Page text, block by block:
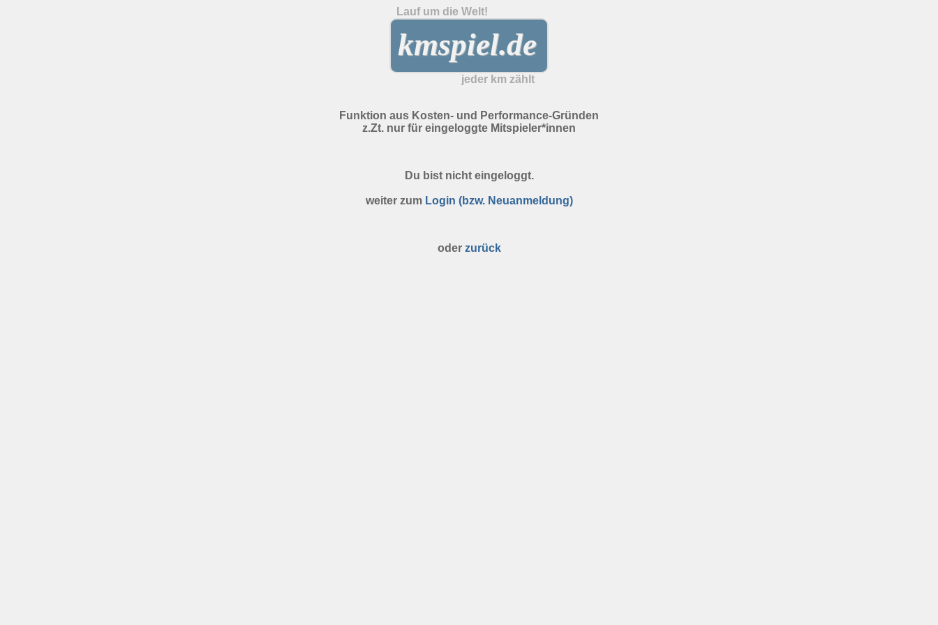
Lauf um die Welt!
kmspiel.de
jeder km zählt
Funktion aus Kosten- und Performance-Gründen
z.Zt. nur für eingeloggte Mitspieler*innen
Du bist nicht eingeloggt.
weiter zum Login (bzw. Neuanmeldung)
oder zurück